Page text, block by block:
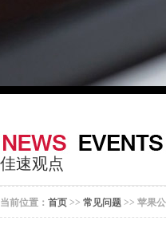
我
系
们
佳速观点
当前位置： 首页 >> 常见问题 >> 苹果